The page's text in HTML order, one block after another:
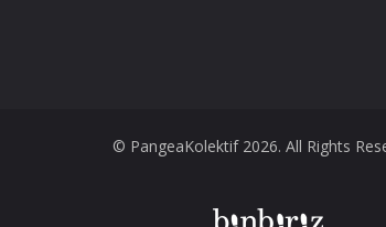
© PangeaKolektif 2026. All Rights